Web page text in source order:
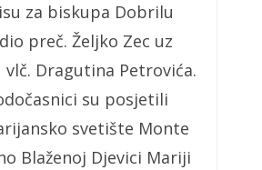
za biskupa Dobrilu
preč. Željko Zec uz
Dragutina Petrovića.
su posjetili
svetište Monte
Blaženoj Djevici Mariji